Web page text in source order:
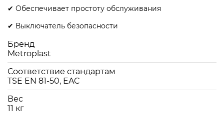
✔ Обеспечивает простоту обслуживания
✔ Выключатель безопасности
Бренд
Metroplast
Соответствие стандартам
TSE EN 81-50, EAC
Вес
11 кг